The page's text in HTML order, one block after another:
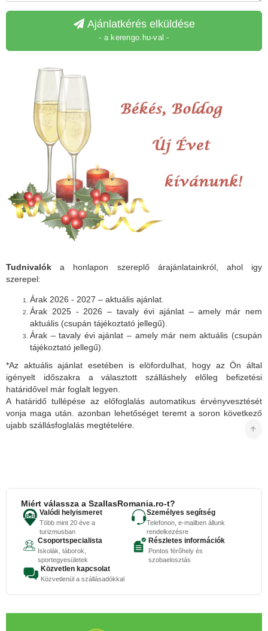
Ajánlatkérés elküldése
- a kerengo.hu-val -
Tudnivalók a honlapon szereplő árajánlatainkról, ahol igy
szerepel:
Árak 2026 - 2027 – aktuális ajánlat.
Árak 2025 - 2026 – tavaly évi ajánlat – amely már nem
aktuális (csupán tájékoztató jellegű).
Árak – tavaly évi ajánlat – amely már nem aktuális (csupán
tájékoztató jellegű).
*Az aktuális ajánlat esetében is elöfordulhat, hogy az Ön által
igényelt időszakra a választott szálláshely előleg befizetési
határidővel már foglalt legyen.
A határidő tullépése az előfoglalás automatikus érvényvesztését
vonja maga után. azonban lehetőséget teremt a soron következő
ujabb szállásfoglalás megtételére.
Miért válassza a SzallasRomania.ro-t?
Valódi helyismeret
Több mint 20 éve a
turizmusban
Személyes segítség
Telefonon, e-mailben állunk
rendelkezésre
Csoportspecialista
Iskolák, táborok,
sportegyesületek
Részletes információk
Pontos férőhely és
szobaelosztás
Közvetlen kapcsolat
Közvetlenül a szállásadókkal